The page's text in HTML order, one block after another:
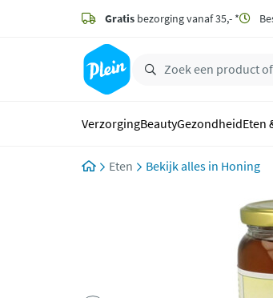
zoeken
hoofdinhoud
Gratis bezorging vanaf 35,- *
VerzorgingBeautyGezondheidEten
Eten Honing